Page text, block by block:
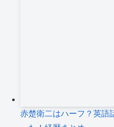
赤楚衛二はハーフ？英語